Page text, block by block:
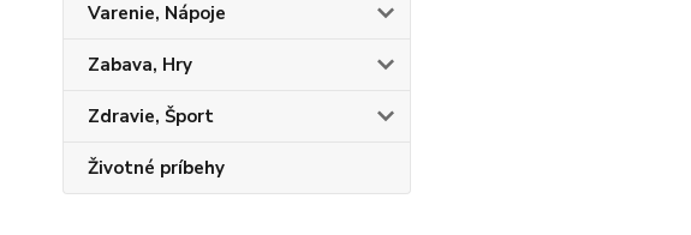
Varenie, Nápoje
Zabava, Hry
Zdravie, Šport
Životné príbehy